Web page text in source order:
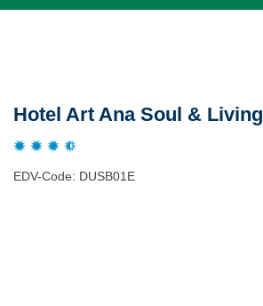
Hotel Art Ana Soul & Living
EDV-Code: DUSB01E